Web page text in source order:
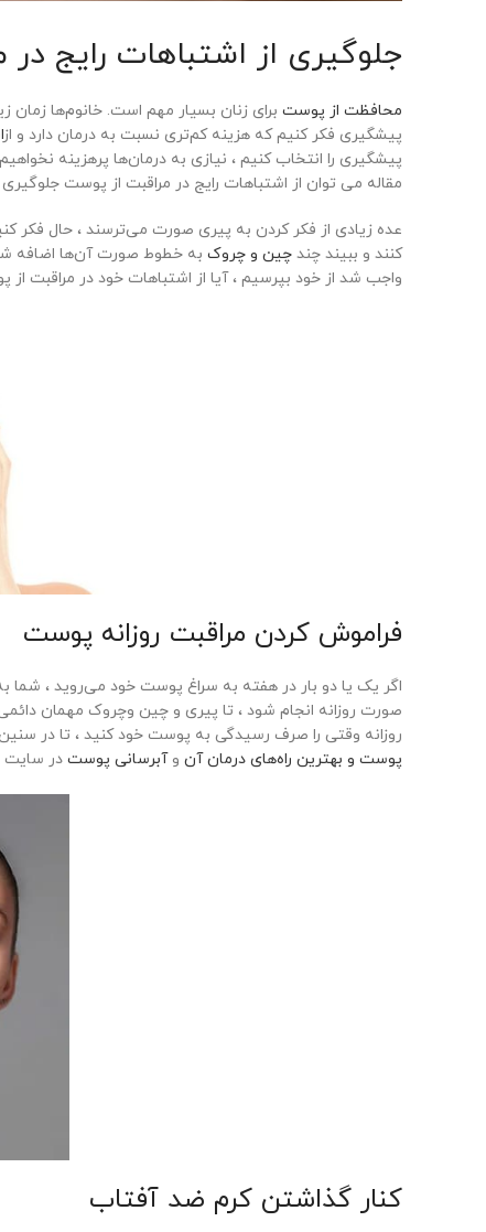
جلوگیری از اشتباهات رایج
محافظت از پوست برای زنان بسیار مهم است. خانوم‌ها
پیشگیری فکر کنیم که هزینه کم‌‌تری نسبت به درمان دارد و از
پیشگیری را انتخاب کنیم ، نیازی به درمان‌ها پرهزینه
مقاله می توان از اشتباهات رایج در مراقبت از پوست جلوگیری
عده زیادی از فکر کردن به پیری صورت می‌ترسند ، حال فکر
کنند و ببیند چند چین و چروک به خطوط صورت آن‌ها اضافه
واجب شد از خود بپرسیم ، آیا از اشتباهات خود در مراقبت
فراموش کردن مراقبت روزانه پوست
اگر یک یا دو بار در هفته به سراغ پوست خود می‌روید ، شما
صورت روزانه انجام شود ، تا پیری و چین‌ وچروک مهمان
روزانه وقتی را صرف رسیدگی به پوست خود کنید ، تا در
پوست و بهترین راه‌های درمان آن و آبرسانی پوست در سایت
کنار گذاشتن کرم ضد آفتاب